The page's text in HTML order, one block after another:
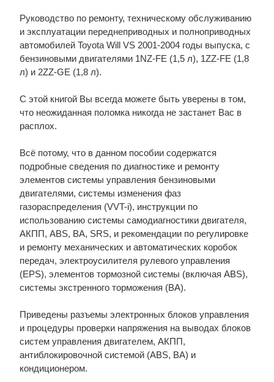
Руководство по ремонту, техническому обслуживанию
и эксплуатации переднеприводных и полноприводных
автомобилей Toyota Will VS 2001-2004 годы выпуска, с
бензиновыми двигателями 1NZ-FE (1,5 л), 1ZZ-FE (1,8
л) и 2ZZ-GE (1,8 л).
С этой книгой Вы всегда можете быть уверены в том,
что неожиданная поломка никогда не застанет Вас в
расплох.
Всё потому, что в данном пособии содержатся
подробные сведения по диагностике и ремонту
элементов системы управления бензиновыми
двигателями, системы изменения фаз
газораспределения (VVT-i), инструкции по
использованию системы самодиагностики двигателя,
АКПП, ABS, BA, SRS, и рекомендации по регулировке
и ремонту механических и автоматических коробок
передач, электроусилителя рулевого управления
(EPS), элементов тормозной системы (включая ABS),
системы экстренного торможения (ВА).
Приведены разъемы электронных блоков управления
и процедуры проверки напряжения на выводах блоков
систем управления двигателем, АКПП,
антиблокировочной системой (ABS, ВА) и
кондиционером.